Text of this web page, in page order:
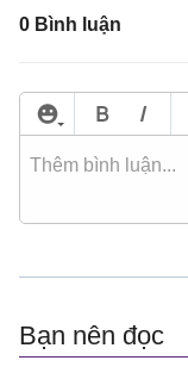
0 Bình luận
Bạn nên đọc